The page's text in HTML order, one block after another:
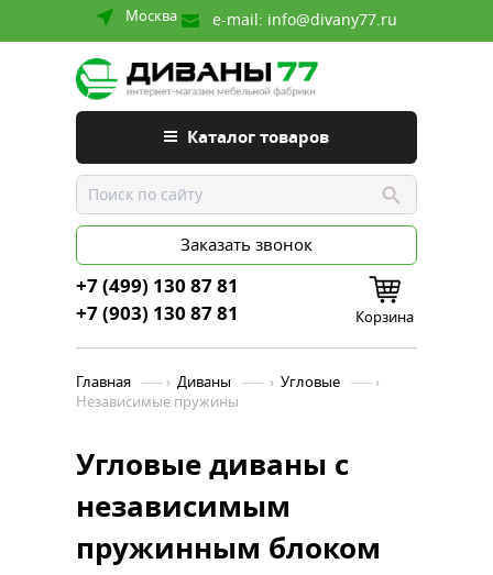
Москва e-mail: info@divany77.ru
Каталог товаров
Заказать звонок
+7 (499) 130 87 81
+7 (903) 130 87 81
Корзина
Главная › Диваны › Угловые
›
Независимые пружины
Угловые диваны с
независимым
пружинным блоком